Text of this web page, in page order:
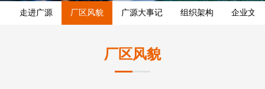
走进广源 厂区风貌 广源大事记 组织架构 企业文化
厂区风貌